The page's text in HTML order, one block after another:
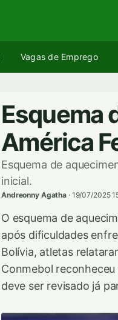
Vagas de Emprego
Esquema
América
Esquema de
inicial.
Andreonny Agatha · 19/07/2025
O esquema de
após dificuldades
Bolívia, atletas
Conmebol
deve ser revisado já